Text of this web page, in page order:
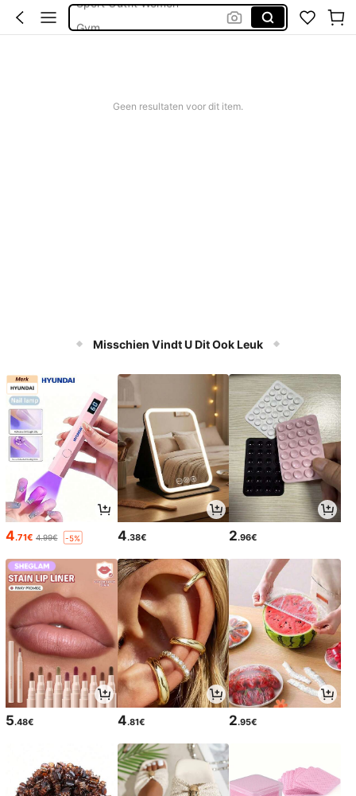
Geen resultaten voor dit item.
Misschien Vindt U Dit Ook Leuk
4.71€ 4.99€ -5% 4.38€ 2.96€
5.48€ 4.81€ 2.95€